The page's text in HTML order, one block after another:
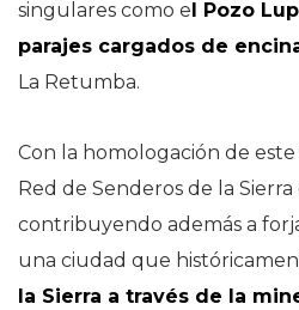
singulares como el Pozo
parajes cargados de
La Retumba.
Con la homologación de
Red de Senderos de la
contribuyendo además a
una ciudad que
la Sierra a través de la